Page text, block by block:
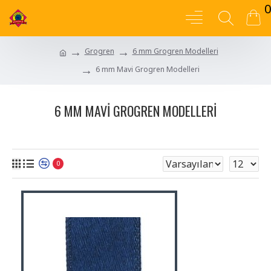
0
Grogren
6 mm Grogren Modelleri
6 mm Mavi Grogren Modelleri
6 MM MAVI GROGREN MODELLERI
0